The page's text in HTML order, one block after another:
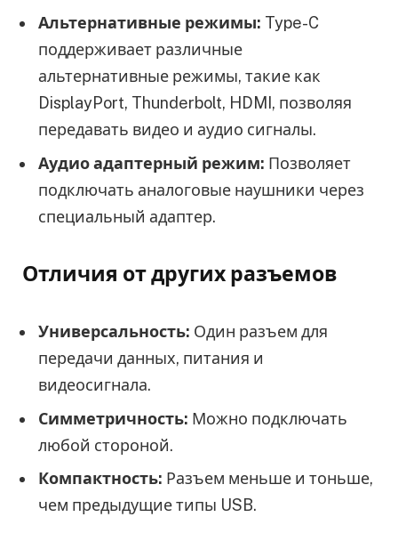
Альтернативные режимы: Type-C
поддерживает различные
альтернативные режимы, такие как
DisplayPort, Thunderbolt, HDMI, позволяя
передавать видео и аудио сигналы.
Аудио адаптерный режим: Позволяет
подключать аналоговые наушники через
специальный адаптер.
Отличия от других разъемов
Универсальность: Один разъем для
передачи данных, питания и
видеосигнала.
Симметричность: Можно подключать
любой стороной.
Компактность: Разъем меньше и тоньше,
чем предыдущие типы USB.